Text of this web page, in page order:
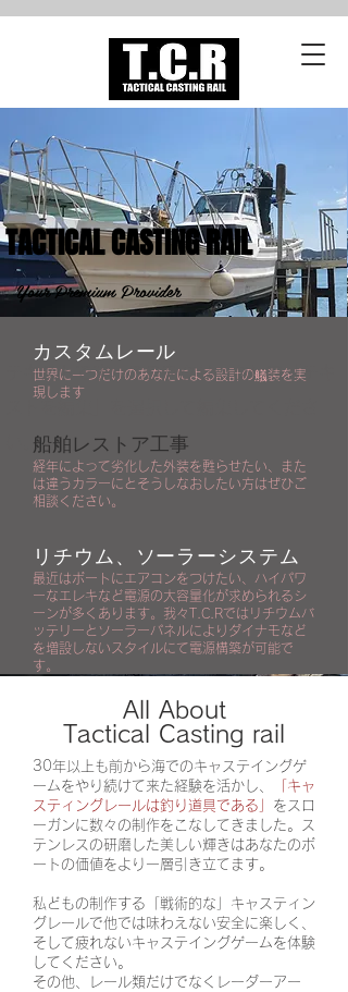
​カスタムレール
世界に一つだけのあなたによる設計の艤装を実
現します
​船舶レストア工事
経年によって劣化した外装を甦らせたい、また
は違うカラーにとそうしなおしたい方はぜひご
相談ください。
リチウム、ソーラーシステム
最近はボートにエアコンをつけたい、ハイパワ
ーなエレキなど電源の大容量化が求められるシ
ーンが多くあります。我々T.C.Rではリチウムバ
ッテリーとソーラーパネルによりダイナモなど
を増設しないスタイルにて電源構築が可能で
す。
TACTICAL CASTING RAIL
Your Premium Provider
テキストです。ここをクリックして「テキ
い。
All About
Tactical Casting rail
30年以上も前から海でのキャステイングゲ
ームをやり続けて来た経験を活かし、
「キャ
スティングレールは釣り道具である」 をスロ
ーガンに数々の制作をこなしてきました。ス
テンレスの研磨した美しい輝きはあなたのボ
ートの価値をより一層引き立てます。
私どもの制作する「戦術的な」キャスティン
グレールで他では味わえない安全に楽しく、
そして疲れないキャステイングゲームを体験
してください。
その他、レール類だけでなくレーダーアー